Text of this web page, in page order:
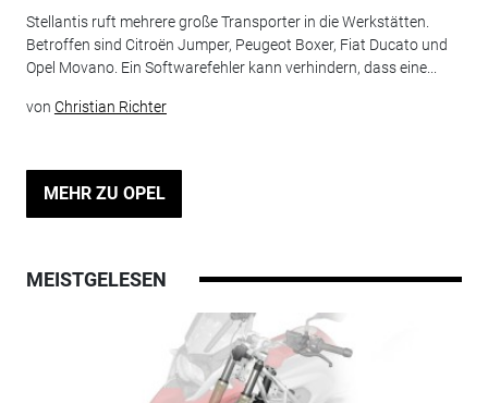
Stellantis ruft mehrere große Transporter in die Werkstätten.
Betroffen sind Citroën Jumper, Peugeot Boxer, Fiat Ducato und
Opel Movano. Ein Softwarefehler kann verhindern, dass eine...
von Christian Richter
MEHR ZU OPEL
MEISTGELESEN